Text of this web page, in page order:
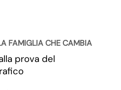
FAMIGLIA CHE CAMBIA
prova del